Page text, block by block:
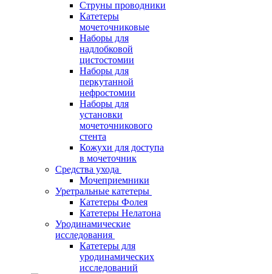
Струны проводники
Катетеры
мочеточниковые
Наборы для
надлобковой
цистостомии
Наборы для
перкутанной
нефростомии
Наборы для
установки
мочеточникового
стента
Кожухи для доступа
в мочеточник
Средства ухода
Мочеприемники
Уретральные катетеры
Катетеры Фолея
Катетеры Нелатона
Уродинамические
исследования
Катетеры для
уродинамических
исследований